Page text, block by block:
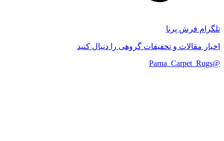
تلگرام فرش پرنا
اخبار مقالات و تخفیفات گروهی را دنبال کنید
@Parna_Carpet_Rugs